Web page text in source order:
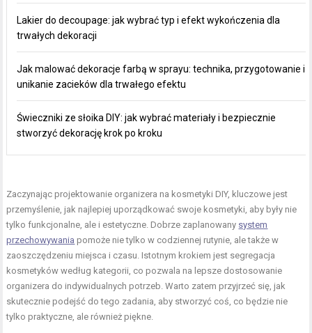
Lakier do decoupage: jak wybrać typ i efekt wykończenia dla
trwałych dekoracji
Jak malować dekoracje farbą w sprayu: technika, przygotowanie i
unikanie zacieków dla trwałego efektu
Świeczniki ze słoika DIY: jak wybrać materiały i bezpiecznie
stworzyć dekorację krok po kroku
Zaczynając projektowanie organizera na kosmetyki DIY, kluczowe jest
przemyślenie, jak najlepiej uporządkować swoje kosmetyki, aby były nie
tylko funkcjonalne, ale i estetyczne. Dobrze zaplanowany system
przechowywania pomoże nie tylko w codziennej rutynie, ale także w
zaoszczędzeniu miejsca i czasu. Istotnym krokiem jest segregacja
kosmetyków według kategorii, co pozwala na lepsze dostosowanie
organizera do indywidualnych potrzeb. Warto zatem przyjrzeć się, jak
skutecznie podejść do tego zadania, aby stworzyć coś, co będzie nie
tylko praktyczne, ale również piękne.